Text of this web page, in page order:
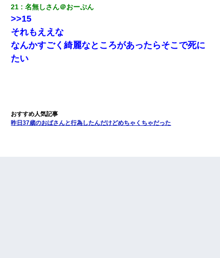
21 名無しさん＠おーぷん
>>15
それもええな
なんかすごく綺麗なところがあったらそこで死に
たい
昨日37歳のおばさんと行為したんだけどめちゃくちゃだった